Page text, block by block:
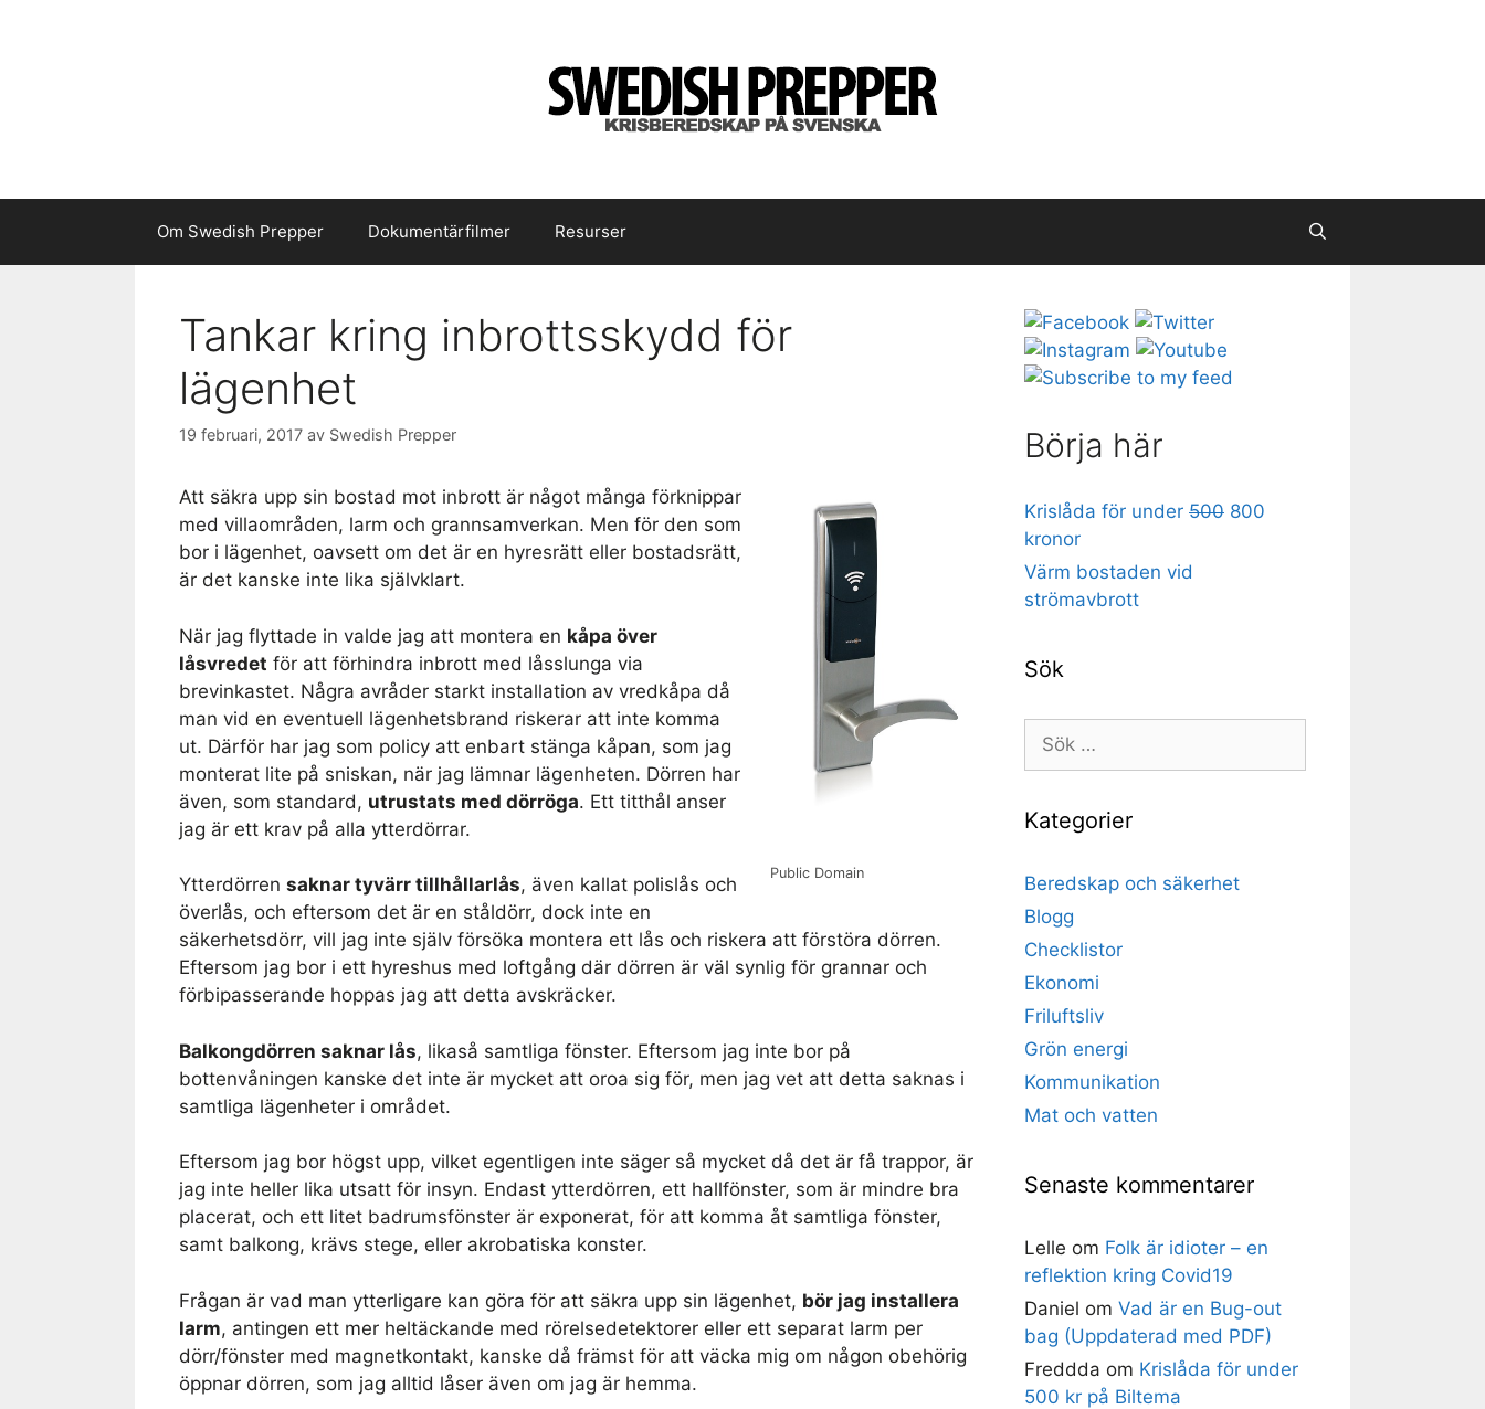
Om Swedish Prepper Dokumentärfilmer Resurser
Tankar kring inbrottsskydd för
lägenhet
19 februari, 2017 av Swedish Prepper
Public Domain
Att säkra upp sin bostad mot inbrott är något många förknippar
med villaområden, larm och grannsamverkan. Men för den som
bor i lägenhet, oavsett om det är en hyresrätt eller bostadsrätt,
är det kanske inte lika självklart.
När jag flyttade in valde jag att montera en kåpa över
låsvredet för att förhindra inbrott med låsslunga via
brevinkastet. Några avråder starkt installation av vredkåpa då
man vid en eventuell lägenhetsbrand riskerar att inte komma
ut. Därför har jag som policy att enbart stänga kåpan, som jag
monterat lite på sniskan, när jag lämnar lägenheten. Dörren har
även, som standard, utrustats med dörröga. Ett titthål anser
jag är ett krav på alla ytterdörrar.
Ytterdörren saknar tyvärr tillhållarlås, även kallat polislås och
överlås, och eftersom det är en ståldörr, dock inte en
säkerhetsdörr, vill jag inte själv försöka montera ett lås och riskera att förstöra dörren.
Eftersom jag bor i ett hyreshus med loftgång där dörren är väl synlig för grannar och
förbipasserande hoppas jag att detta avskräcker.
Balkongdörren saknar lås, likaså samtliga fönster. Eftersom jag inte bor på
bottenvåningen kanske det inte är mycket att oroa sig för, men jag vet att detta saknas i
samtliga lägenheter i området.
Eftersom jag bor högst upp, vilket egentligen inte säger så mycket då det är få trappor, är
jag inte heller lika utsatt för insyn. Endast ytterdörren, ett hallfönster, som är mindre bra
placerat, och ett litet badrumsfönster är exponerat, för att komma åt samtliga fönster,
samt balkong, krävs stege, eller akrobatiska konster.
Frågan är vad man ytterligare kan göra för att säkra upp sin lägenhet, bör jag installera
larm, antingen ett mer heltäckande med rörelsedetektorer eller ett separat larm per
dörr/fönster med magnetkontakt, kanske då främst för att väcka mig om någon obehörig
öppnar dörren, som jag alltid låser även om jag är hemma.
Börja här
Krislåda för under 500 800
kronor
Värm bostaden vid
strömavbrott
Sök
Sök
efter:
Kategorier
Beredskap och säkerhet
Blogg
Checklistor
Ekonomi
Friluftsliv
Grön energi
Kommunikation
Mat och vatten
Senaste kommentarer
Lelle om Folk är idioter – en
reflektion kring Covid19
Daniel om Vad är en Bug-out
bag (Uppdaterad med PDF)
Freddda om Krislåda för under
500 kr på Biltema